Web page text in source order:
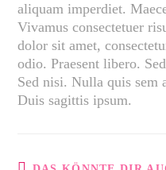
aliquam imperdiet.
Vivamus consectetuer
dolor sit amet,
odio. Praesent libero.
Sed nisi. Nulla quis sem
Duis sagittis ipsum.